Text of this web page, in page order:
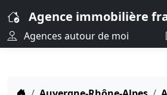
Agence immobilière
Agences autour de moi